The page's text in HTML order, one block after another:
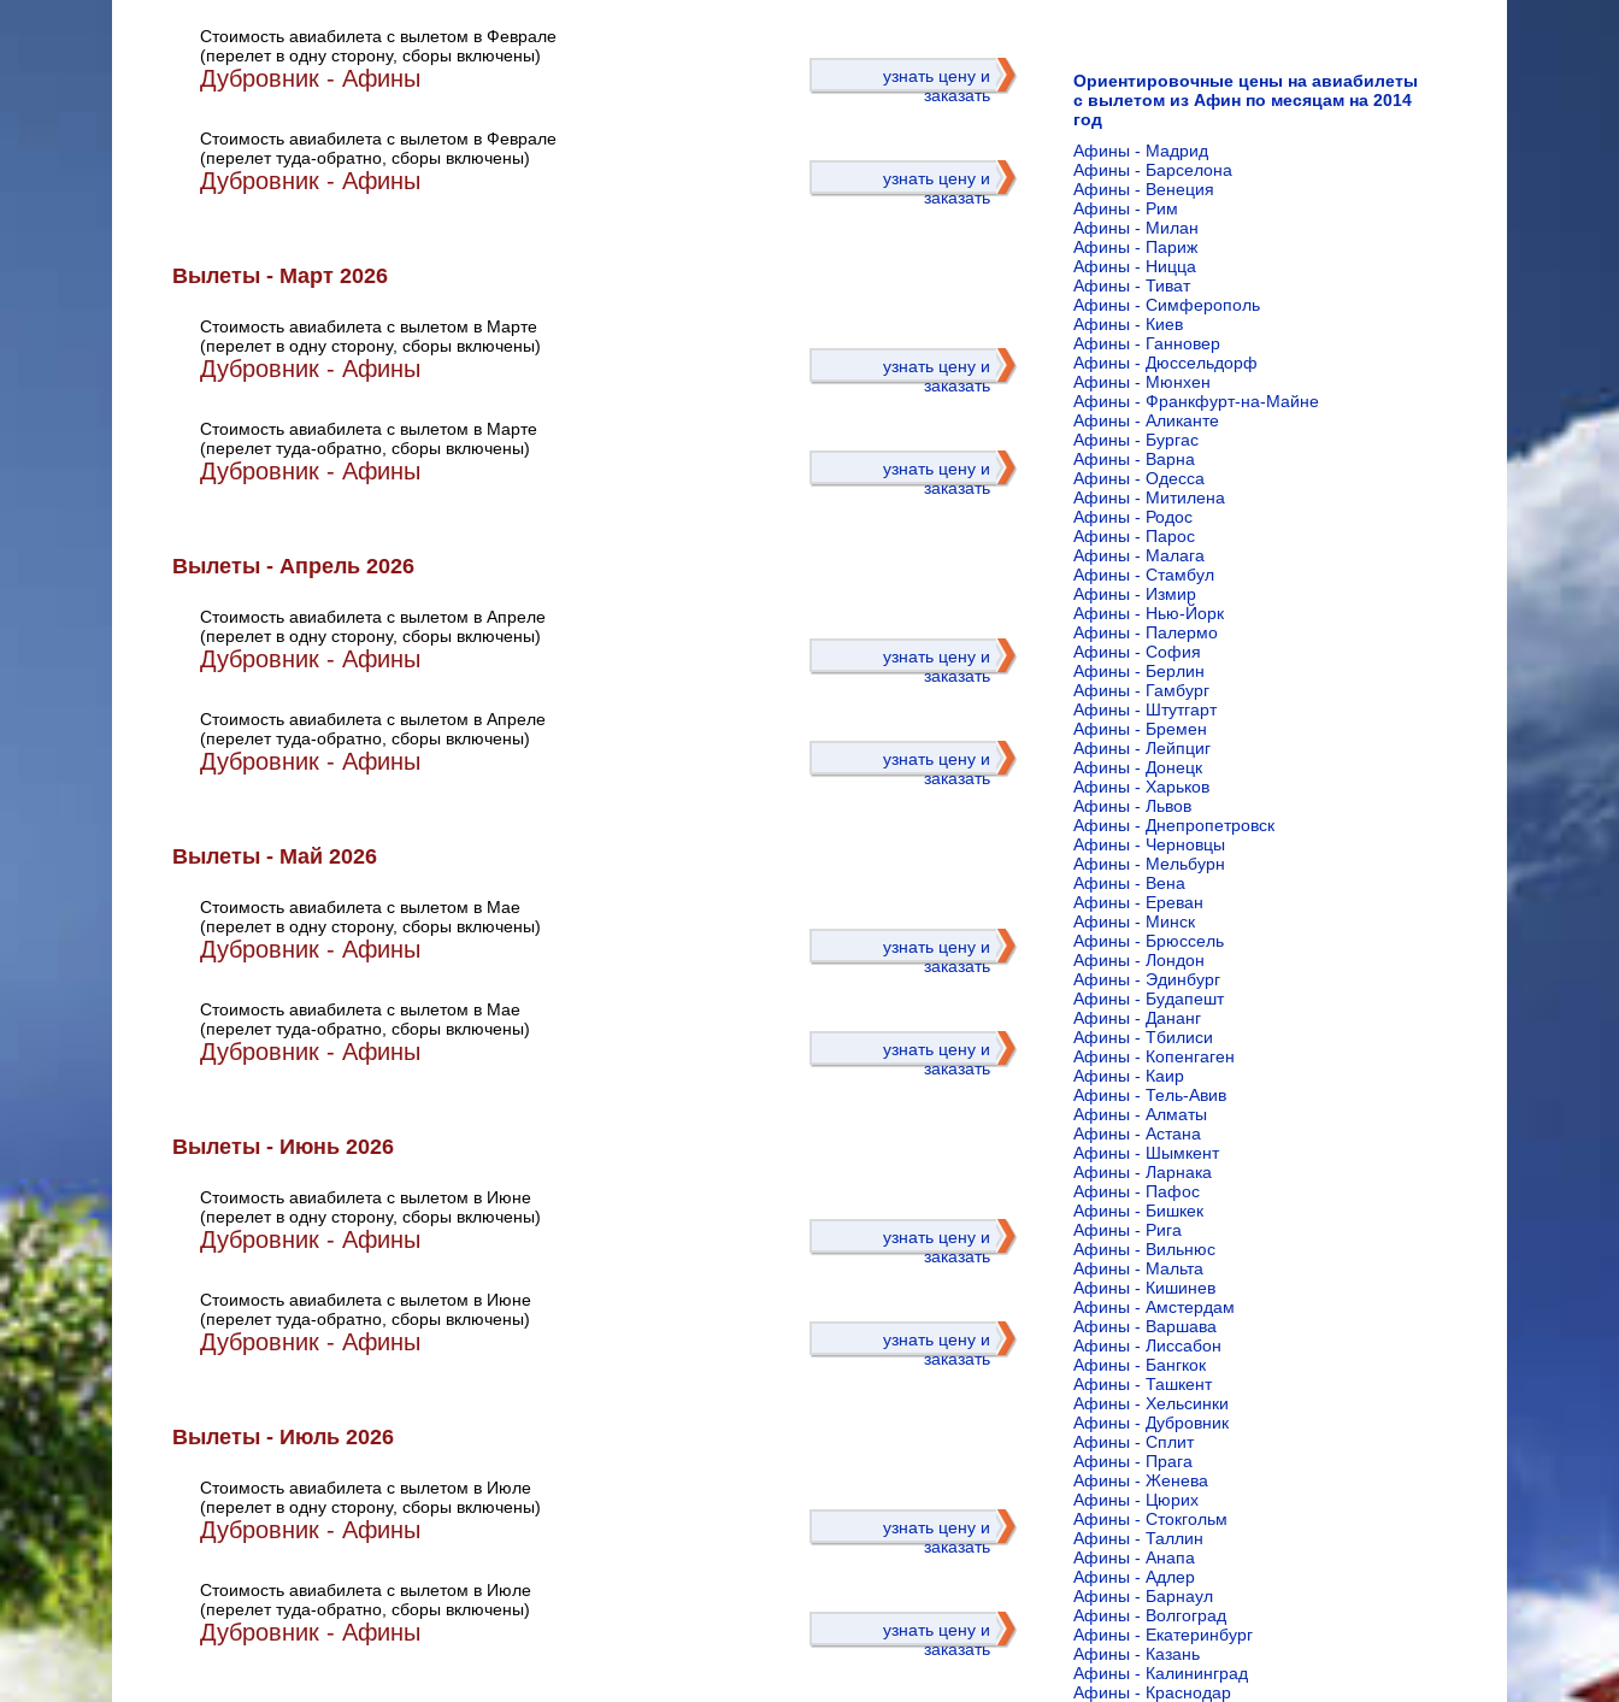
Стоимость авиабилета с вылетом в Феврале
(перелет в одну сторону, сборы включены)
Дубровник - Афины
узнать цену и
заказать
Стоимость авиабилета с вылетом в Феврале
(перелет туда-обратно, сборы включены)
Дубровник - Афины
узнать цену и
заказать
Вылеты - Март 2026
Стоимость авиабилета с вылетом в Марте
(перелет в одну сторону, сборы включены)
Дубровник - Афины
узнать цену и
заказать
Стоимость авиабилета с вылетом в Марте
(перелет туда-обратно, сборы включены)
Дубровник - Афины
узнать цену и
заказать
Вылеты - Апрель 2026
Стоимость авиабилета с вылетом в Апреле
(перелет в одну сторону, сборы включены)
Дубровник - Афины
узнать цену и
заказать
Стоимость авиабилета с вылетом в Апреле
(перелет туда-обратно, сборы включены)
Дубровник - Афины
узнать цену и
заказать
Вылеты - Май 2026
Стоимость авиабилета с вылетом в Мае
(перелет в одну сторону, сборы включены)
Дубровник - Афины
узнать цену и
заказать
Стоимость авиабилета с вылетом в Мае
(перелет туда-обратно, сборы включены)
Дубровник - Афины
узнать цену и
заказать
Вылеты - Июнь 2026
Стоимость авиабилета с вылетом в Июне
(перелет в одну сторону, сборы включены)
Дубровник - Афины
узнать цену и
заказать
Стоимость авиабилета с вылетом в Июне
(перелет туда-обратно, сборы включены)
Дубровник - Афины
узнать цену и
заказать
Вылеты - Июль 2026
Стоимость авиабилета с вылетом в Июле
(перелет в одну сторону, сборы включены)
Дубровник - Афины
узнать цену и
заказать
Стоимость авиабилета с вылетом в Июле
(перелет туда-обратно, сборы включены)
Дубровник - Афины
узнать цену и
заказать
Ориентировочные цены на авиабилеты
с вылетом из Афин по месяцам на 2014
год
Афины - Мадрид
Афины - Барселона
Афины - Венеция
Афины - Рим
Афины - Милан
Афины - Париж
Афины - Ницца
Афины - Тиват
Афины - Симферополь
Афины - Киев
Афины - Ганновер
Афины - Дюссельдорф
Афины - Мюнхен
Афины - Франкфурт-на-Майне
Афины - Аликанте
Афины - Бургас
Афины - Варна
Афины - Одесса
Афины - Митилена
Афины - Родос
Афины - Парос
Афины - Малага
Афины - Стамбул
Афины - Измир
Афины - Нью-Йорк
Афины - Палермо
Афины - София
Афины - Берлин
Афины - Гамбург
Афины - Штутгарт
Афины - Бремен
Афины - Лейпциг
Афины - Донецк
Афины - Харьков
Афины - Львов
Афины - Днепропетровск
Афины - Черновцы
Афины - Мельбурн
Афины - Вена
Афины - Ереван
Афины - Минск
Афины - Брюссель
Афины - Лондон
Афины - Эдинбург
Афины - Будапешт
Афины - Дананг
Афины - Тбилиси
Афины - Копенгаген
Афины - Каир
Афины - Тель-Авив
Афины - Алматы
Афины - Астана
Афины - Шымкент
Афины - Ларнака
Афины - Пафос
Афины - Бишкек
Афины - Рига
Афины - Вильнюс
Афины - Мальта
Афины - Кишинев
Афины - Амстердам
Афины - Варшава
Афины - Лиссабон
Афины - Бангкок
Афины - Ташкент
Афины - Хельсинки
Афины - Дубровник
Афины - Сплит
Афины - Прага
Афины - Женева
Афины - Цюрих
Афины - Стокгольм
Афины - Таллин
Афины - Анапа
Афины - Адлер
Афины - Барнаул
Афины - Волгоград
Афины - Екатеринбург
Афины - Казань
Афины - Калининград
Афины - Краснодар